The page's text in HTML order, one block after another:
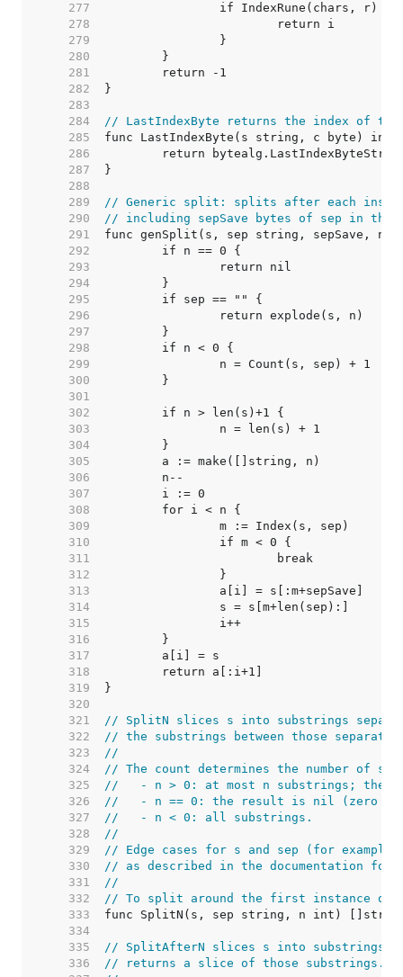
   277
   278
   279
   280
   281
   282
   283
   284
// LastIndexByte returns the index of
   285
   286
   287
   288
   289
// Generic split: splits after each
   290
// including sepSave bytes of sep in the
   291
   292
   293
   294
   295
   296
   297
   298
   299
   300
   301
   302
   303
   304
   305
   306
   307
   308
   309
   310
   311
   312
   313
   314
   315
   316
   317
   318
   319
   320
   321
// SplitN slices s into substrings
   322
// the substrings between those
   323
//
   324
// The count determines the number of
   325
//   - n > 0: at most n substrings; the
   326
//   - n == 0: the result is nil (zero
   327
//   - n < 0: all substrings.
   328
//
   329
// Edge cases for s and sep (for
   330
// as described in the documentation
   331
//
   332
// To split around the first instance of
   333
   334
   335
// SplitAfterN slices s into substrings
   336
// returns a slice of those substrings.